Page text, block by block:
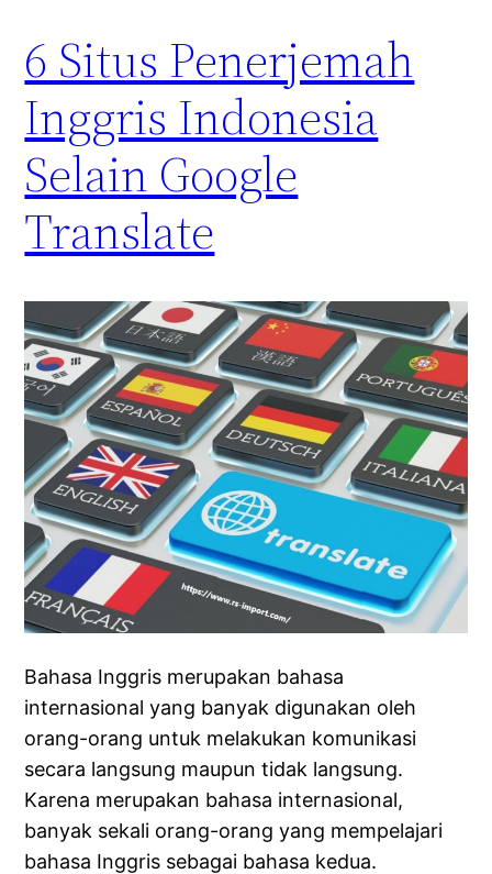
6 Situs Penerjemah
Inggris Indonesia
Selain Google
Translate
Bahasa Inggris merupakan bahasa
internasional yang banyak digunakan oleh
orang-orang untuk melakukan komunikasi
secara langsung maupun tidak langsung.
Karena merupakan bahasa internasional,
banyak sekali orang-orang yang mempelajari
bahasa Inggris sebagai bahasa kedua.